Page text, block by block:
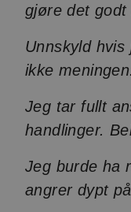
gjøre det godt
Unnskyld
ikke meningen.
Jeg tar fullt
handlinger.
Jeg burde ha
angrer dypt